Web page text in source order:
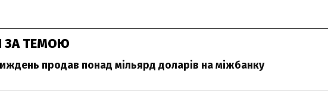
ЗА ТЕМОЮ
продав понад мільярд доларів на міжбанку